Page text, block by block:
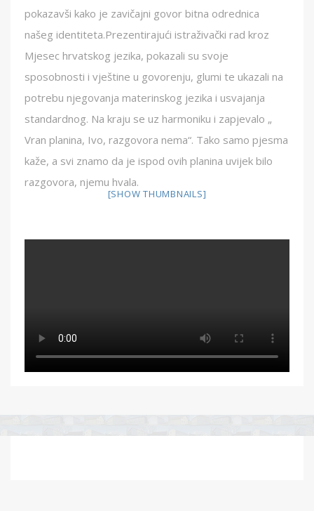
pokazavši kako je zavičajni govor bitna odrednica
našeg identiteta.Prezentirajući istraživački rad kroz
Mjesec hrvatskog jezika, pokazali su svoje
sposobnosti i vještine u govorenju, glumi te ukazali na
potrebu njegovanja materinskog jezika i usvajanja
standardnog. Na kraju se uz harmoniku i zapjevalo „
Vran planina, Ivo, razgovora nema“. Tako samo pjesma
kaže, a svi znamo da je ispod ovih planina uvijek bilo
razgovora, njemu hvala.
[SHOW THUMBNAILS]